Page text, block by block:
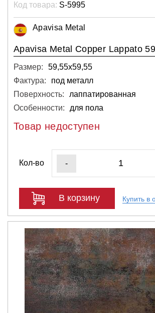
Код товара: S-5995
Apavisa Metal
Apavisa Metal Copper Lappato
Размер:
59,55х59,55
Фактура:
под металл
Поверхность:
лаппатированная
Особенности:
для пола
Товар недоступен
Кол-во -
В корзину Купить в